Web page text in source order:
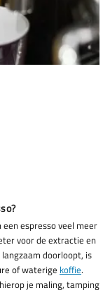
espresso veel meer
voor de extractie en
doorloopt, is
of waterige koffie.
je maling, tamping